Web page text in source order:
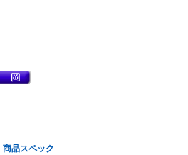
商品スペック